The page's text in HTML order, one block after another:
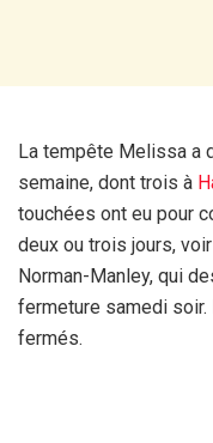
La tempête Melissa a
semaine, dont trois à
touchées ont eu pour
deux ou trois jours,
Norman-Manley, qui
fermeture samedi
fermés.